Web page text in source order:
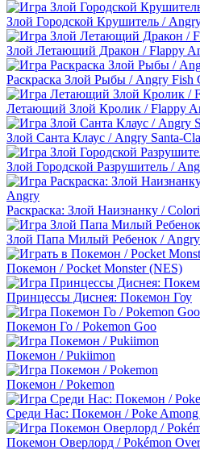
Злой Городской Крушитель /
Злой Летающий Дракон / Flappy
Раскраска Злой Рыбы / Angry Fish
Летающий Злой Кролик / Flappy
Злой Санта Клаус / Angry Santa-
Злой Городской Разрушитель /
Раскраска: Злой Наизнанку /
Злой Папа Милый Ребенок /
Покемон / Pocket Monster (NES)
Принцессы Диснея: Покемон Гоу
Покемон Го / Pokemon Goo
Покемон / Pukiimon
Покемон / Pokemon
Среди Нас: Покемон / Poke
Покемон Оверлорд / Pokémon